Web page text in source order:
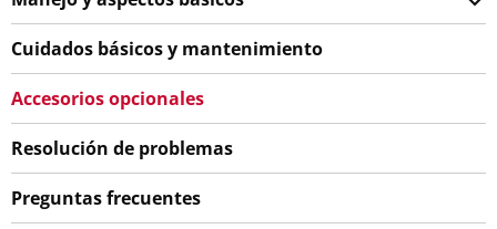
Cuidados básicos y mantenimiento
Accesorios opcionales
Resolución de problemas
Preguntas frecuentes